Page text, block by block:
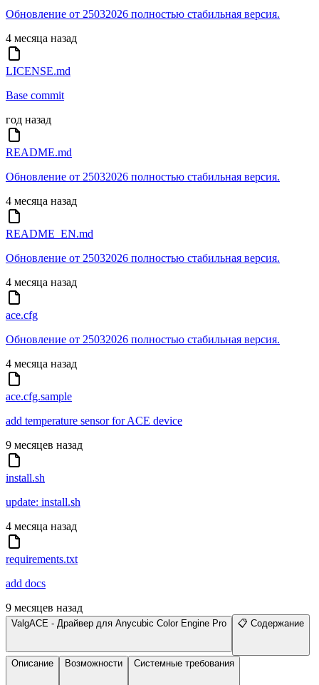
Обновление от 25032026 полностью стабильная версия.
4 месяца назад
LICENSE.md
Base commit
год назад
README.md
Обновление от 25032026 полностью стабильная версия.
4 месяца назад
README_EN.md
Обновление от 25032026 полностью стабильная версия.
4 месяца назад
ace.cfg
Обновление от 25032026 полностью стабильная версия.
4 месяца назад
ace.cfg.sample
add temperature sensor for ACE device
9 месяцев назад
install.sh
update: install.sh
4 месяца назад
requirements.txt
add docs
9 месяцев назад
ValgACE - Драйвер для Anycubic Color Engine Pro 📋 Содержание
Описание Возможности Системные требования